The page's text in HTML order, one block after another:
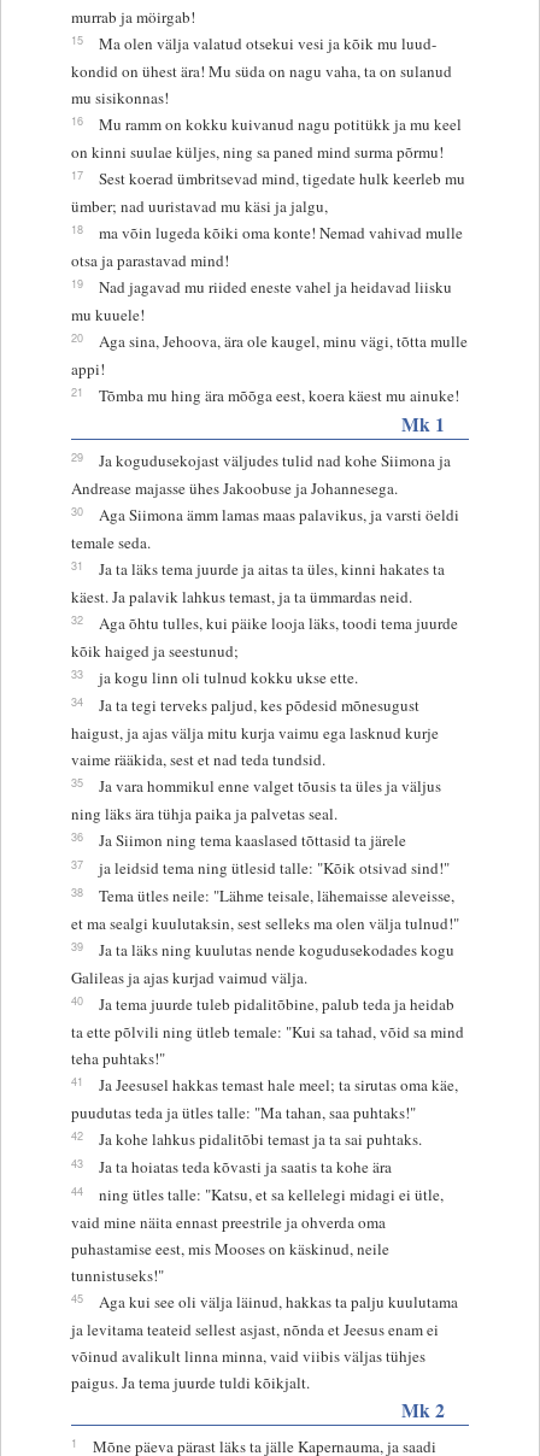
murrab ja möirgab!
15
Ma olen välja valatud otsekui vesi ja kõik mu luud-
kondid on ühest ära! Mu süda on nagu vaha, ta on sulanud
mu sisikonnas!
16
Mu ramm on kokku kuivanud nagu potitükk ja mu keel
on kinni suulae küljes, ning sa paned mind surma põrmu!
17
Sest koerad ümbritsevad mind, tigedate hulk keerleb mu
ümber; nad uuristavad mu käsi ja jalgu,
18
ma võin lugeda kõiki oma konte! Nemad vahivad mulle
otsa ja parastavad mind!
19
Nad jagavad mu riided eneste vahel ja heidavad liisku
mu kuuele!
20
Aga sina, Jehoova, ära ole kaugel, minu vägi, tõtta mulle
appi!
21 Tõmba mu hing ära mõõga eest, koera käest mu ainuke!
Mk 1
29
Ja kogudusekojast väljudes tulid nad kohe Siimona ja
Andrease majasse ühes Jakoobuse ja Johannesega.
30
Aga Siimona ämm lamas maas palavikus, ja varsti öeldi
temale seda.
31
Ja ta läks tema juurde ja aitas ta üles, kinni hakates ta
käest. Ja palavik lahkus temast, ja ta ümmardas neid.
32
Aga õhtu tulles, kui päike looja läks, toodi tema juurde
kõik haiged ja seestunud;
33 ja kogu linn oli tulnud kokku ukse ette.
34
Ja ta tegi terveks paljud, kes põdesid mõnesugust
haigust, ja ajas välja mitu kurja vaimu ega lasknud kurje
vaime rääkida, sest et nad teda tundsid.
35
Ja vara hommikul enne valget tõusis ta üles ja väljus
ning läks ära tühja paika ja palvetas seal.
36 Ja Siimon ning tema kaaslased tõttasid ta järele
37 ja leidsid tema ning ütlesid talle: "Kõik otsivad sind!"
38
Tema ütles neile: "Lähme teisale, lähemaisse aleveisse,
et ma sealgi kuulutaksin, sest selleks ma olen välja tulnud!"
39
Ja ta läks ning kuulutas nende kogudusekodades kogu
Galileas ja ajas kurjad vaimud välja.
40
Ja tema juurde tuleb pidalitõbine, palub teda ja heidab
ta ette põlvili ning ütleb temale: "Kui sa tahad, võid sa mind
teha puhtaks!"
41
Ja Jeesusel hakkas temast hale meel; ta sirutas oma käe,
puudutas teda ja ütles talle: "Ma tahan, saa puhtaks!"
42 Ja kohe lahkus pidalitõbi temast ja ta sai puhtaks.
43 Ja ta hoiatas teda kõvasti ja saatis ta kohe ära
44
ning ütles talle: "Katsu, et sa kellelegi midagi ei ütle,
vaid mine näita ennast preestrile ja ohverda oma
puhastamise eest, mis Mooses on käskinud, neile
tunnistuseks!"
45
Aga kui see oli välja läinud, hakkas ta palju kuulutama
ja levitama teateid sellest asjast, nõnda et Jeesus enam ei
võinud avalikult linna minna, vaid viibis väljas tühjes
paigus. Ja tema juurde tuldi kõikjalt.
Mk 2
1
Mõne päeva pärast läks ta jälle Kapernauma, ja saadi